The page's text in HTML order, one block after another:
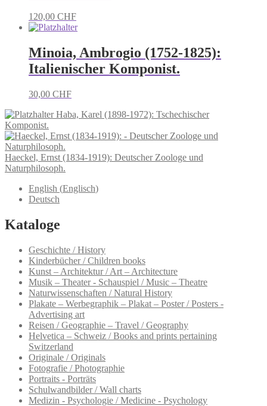
120,00 CHF
Minoia, Ambrogio (1752-1825):
Italienischer Komponist.
30,00 CHF
Haba, Karel (1898-1972): Tschechischer
Komponist.
Haeckel, Ernst (1834-1919): Deutscher Zoologe und
Naturphilosoph.
English (Englisch)
Deutsch
Kataloge
Geschichte / History
Kinderbücher / Children books
Kunst – Architektur / Art – Architecture
Musik – Theater - Schauspiel / Music – Theatre
Naturwissenschaften / Natural History
Plakate – Werbegraphik – Plakat – Poster / Posters -
Advertising art
Reisen / Geographie – Travel / Geography
Helvetica – Schweiz / Books and prints pertaining
Switzerland
Originale / Originals
Fotografie / Photographie
Portraits - Porträts
Schulwandbilder / Wall charts
Medizin - Psychologie / Medicine - Psychology